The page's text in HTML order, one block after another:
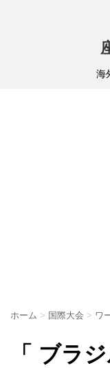
海
ホーム > 国際大会 > ワ
「 ブラ